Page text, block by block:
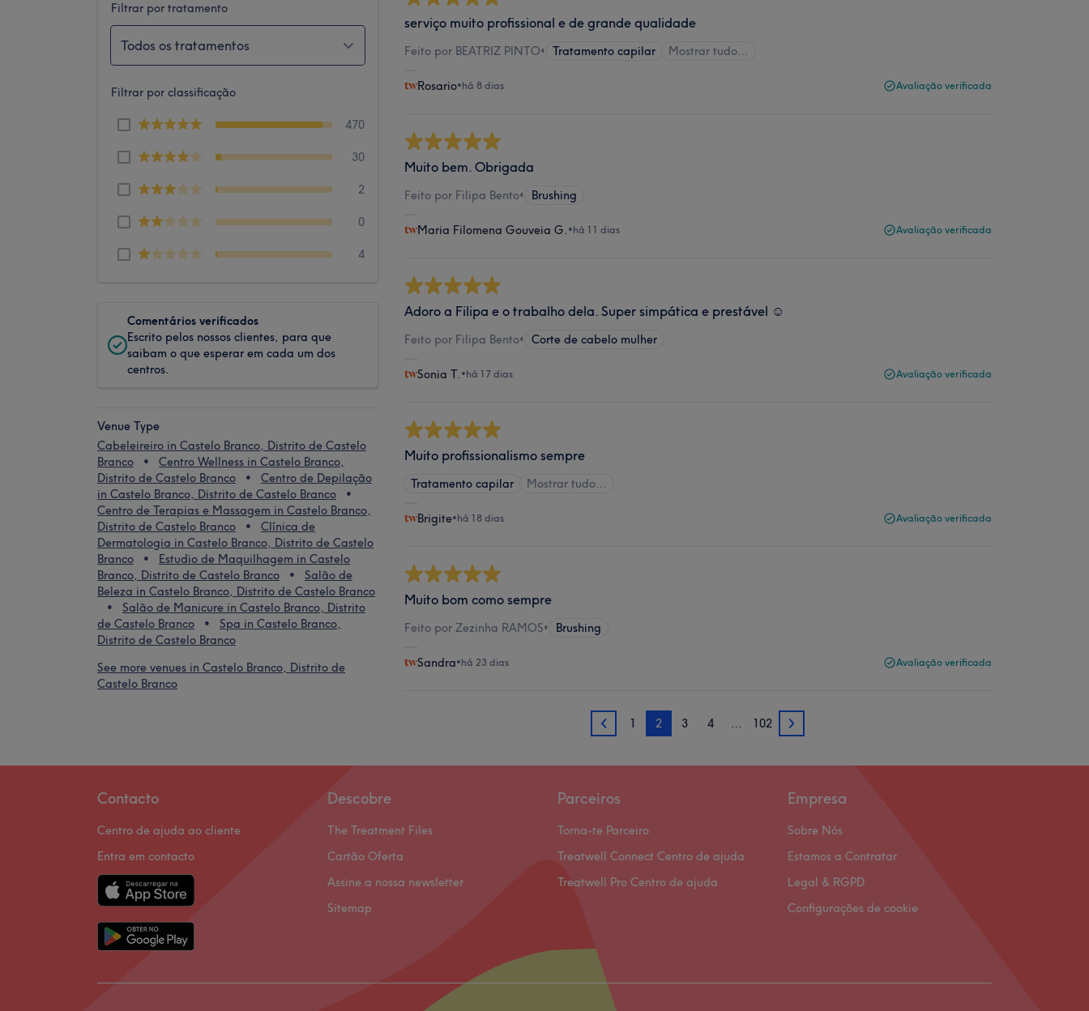
Filtrar por tratamento
Todos os tratamentos
Filtrar por classificação
470
30
2
0
4
Comentários verificados
Escrito pelos nossos clientes, para que
saibam o que esperar em cada um dos
centros.
Venue Type
Cabeleireiro in Castelo Branco, Distrito de Castelo
Branco
Centro Wellness in Castelo Branco,
Distrito de Castelo Branco
Centro de Depilação
in Castelo Branco, Distrito de Castelo Branco
Centro de Terapias e Massagem in Castelo Branco,
Distrito de Castelo Branco
Clínica de
Dermatologia in Castelo Branco, Distrito de Castelo
Branco
Estudio de Maquilhagem in Castelo
Branco, Distrito de Castelo Branco
Salão de
Beleza in Castelo Branco, Distrito de Castelo Branco
Salão de Manicure in Castelo Branco, Distrito
de Castelo Branco
Spa in Castelo Branco,
Distrito de Castelo Branco
See more venues in Castelo Branco, Distrito de
Castelo Branco
serviço muito profissional e de grande qualidade
Feito por BEATRIZ PINTO• Tratamento capilar Mostrar tudo…
Rosario•há 8 dias Avaliação verificada
Muito bem. Obrigada
Feito por Filipa Bento• Brushing
Maria Filomena Gouveia G. •há 11 dias Avaliação verificada
Adoro a Filipa e o trabalho dela. Super simpática e prestável ☺️
Feito por Filipa Bento• Corte de cabelo mulher
Sonia T. •há 17 dias Avaliação verificada
Muito profissionalismo sempre
Tratamento capilar Mostrar tudo…
Brigite•há 18 dias Avaliação verificada
Muito bom como sempre
Feito por Zezinha RAMOS• Brushing
Sandra•há 23 dias Avaliação verificada
1 1 2 3 4 … 102 3
Contacto
Centro de ajuda ao cliente
Entra em contacto
Descobre
The Treatment Files
Cartão Oferta
Assine a nossa newsletter
Sitemap
Parceiros
Torna-te Parceiro
Treatwell Connect Centro de ajuda
Treatwell Pro Centro de ajuda
Empresa
Sobre Nós
Estamos a Contratar
Legal & RGPD
Configurações de cookie